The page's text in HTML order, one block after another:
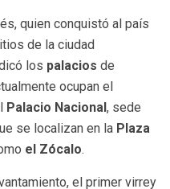
quien conquistó al país
de la ciudad
los palacios de
ocupan el
Palacio Nacional , sede
se localizan en la Plaza
el Zócalo.
el primer virrey